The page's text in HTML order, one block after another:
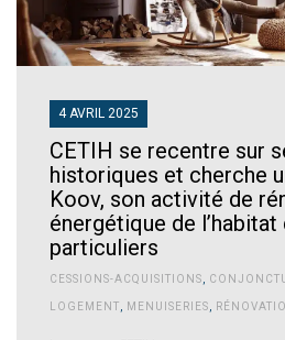
4 AVRIL 2025
CETIH se recentre sur
historiques et cherche
Koov, son activité de
énergétique de l’habitat
particuliers
CESSIONS-ACQUISITIONS
LOGEMENT MENUISERIES